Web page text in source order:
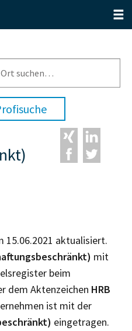
15.06.2021 aktualisiert.
mit
beim
dem Aktenzeichen HRB
ist mit der
eingetragen.